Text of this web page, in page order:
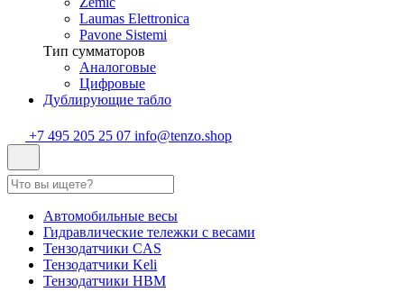
Laumas Elettronica
Pavone Sistemi
Тип сумматоров
Аналоговые
Цифровые
Дублирующие табло
+7 495 205 25 07 info@tenzo.shop
Автомобильные весы
Гидравлические тележки с весами
Тензодатчики CAS
Тензодатчики Keli
Тензодатчики HBM